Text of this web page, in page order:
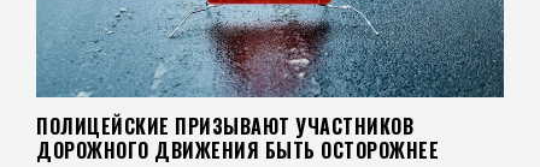
ПОЛИЦЕЙСКИЕ ПРИЗЫВАЮТ УЧАСТНИКОВ
ДОРОЖНОГО ДВИЖЕНИЯ БЫТЬ ОСТОРОЖНЕЕ